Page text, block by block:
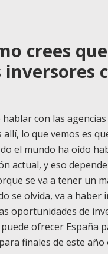
crees
hablar con las
lo que vemos es
el mundo ha oído
actual, y eso
se va a tener un
se olvida, va a
oportunidades de
ofrecer España
finales de este